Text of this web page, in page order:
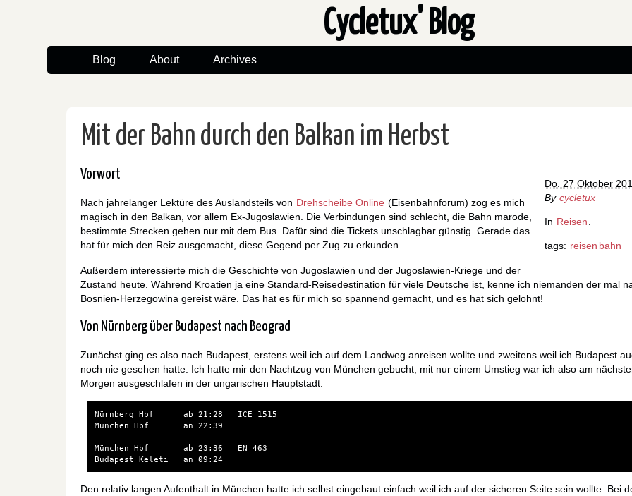
Cycletux' Blog
Blog About Archives
Mit der Bahn durch den Balkan im Herbst
Do. 27 Oktober
By cycletux
In Reisen.
tags: reisen bahn
Vorwort
Nach jahrelanger Lektüre des Auslandsteils von Drehscheibe Online (Eisenbahnforum) zog es mich
magisch in den Balkan, vor allem Ex-Jugoslawien. Die Verbindungen sind schlecht, die Bahn marode,
bestimmte Strecken gehen nur mit dem Bus. Dafür sind die Tickets unschlagbar günstig. Gerade das
hat für mich den Reiz ausgemacht, diese Gegend per Zug zu erkunden.
Außerdem interessierte mich die Geschichte von Jugoslawien und der Jugoslawien-Kriege und der
Zustand heute. Während Kroatien ja eine Standard-Reisedestination für viele Deutsche ist, kenne ich niemanden der mal
Bosnien-Herzegowina gereist wäre. Das hat es für mich so spannend gemacht, und es hat sich gelohnt!
Von Nürnberg über Budapest nach Beograd
Zunächst ging es also nach Budapest, erstens weil ich auf dem Landweg anreisen wollte und zweitens weil ich Budapest
noch nie gesehen hatte. Ich hatte mir den Nachtzug von München gebucht, mit nur einem Umstieg war ich also am
Morgen ausgeschlafen in der ungarischen Hauptstadt:
Nürnberg Hbf      ab 21:28   ICE 1515
München Hbf       an 22:39
München Hbf       ab 23:36   EN 463
Den relativ langen Aufenthalt in München hatte ich selbst eingebaut einfach weil ich auf der sicheren Seite sein wollte. Bei